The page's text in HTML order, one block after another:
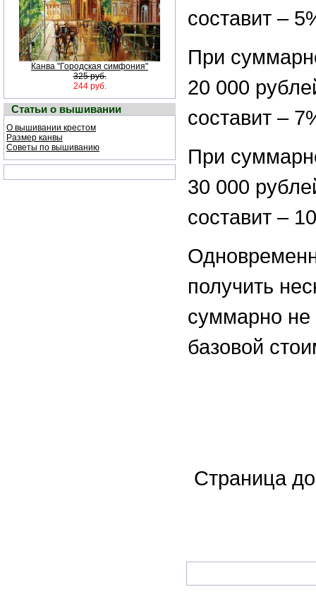
Канва "Городская симфония"
325 руб.
244 руб.
Статьи о вышивании
О вышивании крестом
Размер канвы
Советы по вышиванию
составит –
При
20 000
составит –
При
30 000
составит –
получить
суммарно не
базовой
Страница